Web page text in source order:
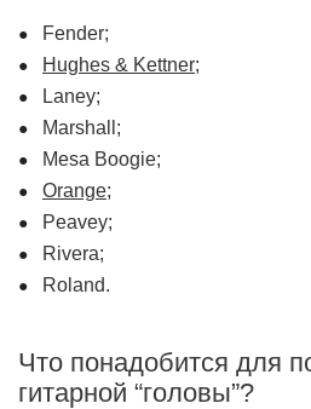
Fender;
Hughes & Kettner;
Laney;
Marshall;
Mesa Boogie;
Orange;
Peavey;
Rivera;
Roland.
Что понадобится для
гитарной “головы”?